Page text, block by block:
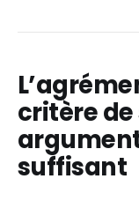
critère
suffisant